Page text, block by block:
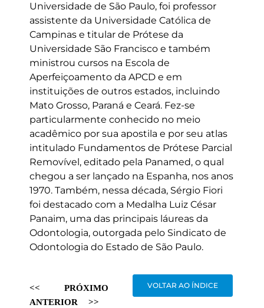
Universidade de São Paulo, foi professor
assistente da Universidade Católica de
Campinas e titular de Prótese da
Universidade São Francisco e também
ministrou cursos na Escola de
Aperfeiçoamento da APCD e em
instituições de outros estados, incluindo
Mato Grosso, Paraná e Ceará. Fez-se
particularmente conhecido no meio
acadêmico por sua apostila e por seu atlas
intitulado Fundamentos de Prótese Parcial
Removível, editado pela Panamed, o qual
chegou a ser lançado na Espanha, nos anos
1970. Também, nessa década, Sérgio Fiori
foi destacado com a Medalha Luiz César
Panaim, uma das principais láureas da
Odontologia, outorgada pelo Sindicato de
Odontologia do Estado de São Paulo.
<<
ANTERIOR
PRÓXIMO
>>
VOLTAR AO ÍNDICE